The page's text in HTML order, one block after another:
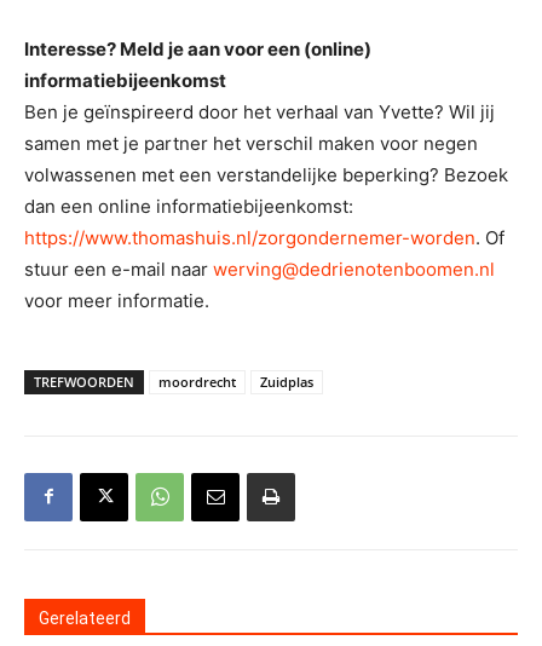
Interesse? Meld je aan voor een (online)
informatiebijeenkomst
Ben je geïnspireerd door het verhaal van Yvette? Wil jij
samen met je partner het verschil maken voor negen
volwassenen met een verstandelijke beperking? Bezoek
dan een online informatiebijeenkomst:
https://www.thomashuis.nl/zorgondernemer-worden. Of
stuur een e-mail naar werving@dedrienotenboomen.nl
voor meer informatie.
TREFWOORDEN moordrecht Zuidplas
Gerelateerd